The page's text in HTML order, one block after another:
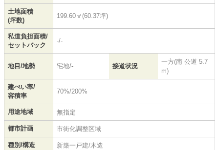
土地面積
(坪数)
199.60㎡(60.37坪)
私道負担面積/
セットバック
-/-
地目/地勢 宅地/- 接道状況
一方(南 公道 5.7
m)
建ぺい率/
容積率
70%/200%
用途地域 無指定
都市計画 市街化調整区域
種別/構造 新築一戸建/木造